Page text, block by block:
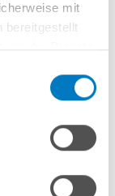
mit
bereitgestellt
es verhindern